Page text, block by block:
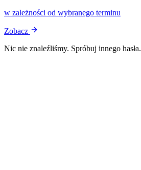
w zależności od wybranego terminu
Zobacz
Nic nie znaleźliśmy. Spróbuj innego hasła.